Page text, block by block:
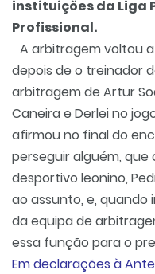
instituições da Liga
Profissional.
A arbitragem voltou
depois de o treinador
arbitragem de Artur
Caneirae Derleino
afirmou no final do
perseguir alguém, que
desportivo leonino,
ao assunto, e,
da equipa de
essa função para o
Em declarações à